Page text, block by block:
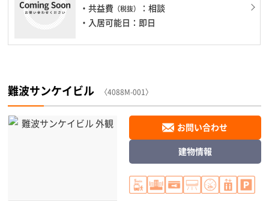
・共益費 （税抜）
：相談
・入居可能日：即日
難波サンケイビル 〈4088M-001〉
お問い合わせ
建物情報